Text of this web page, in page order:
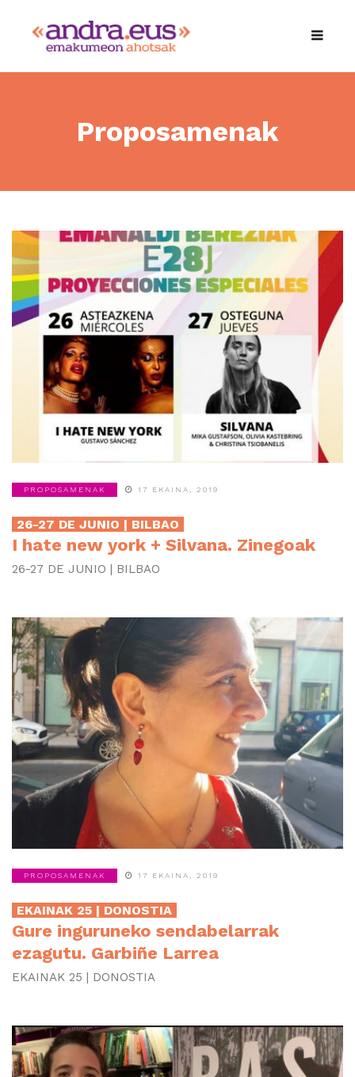
Proposamenak
PROPOSAMENAK 17 EKAINA, 2019
26-27 DE JUNIO | BILBAO
I hate new york + Silvana. Zinegoak
26-27 DE JUNIO | BILBAO
PROPOSAMENAK 17 EKAINA, 2019
EKAINAK 25 | DONOSTIA
Gure inguruneko sendabelarrak
ezagutu. Garbiñe Larrea
EKAINAK 25 | DONOSTIA